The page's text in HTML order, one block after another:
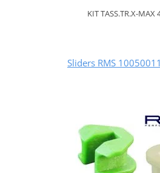
KIT TASS.TR.X-MAX
Sliders RMS